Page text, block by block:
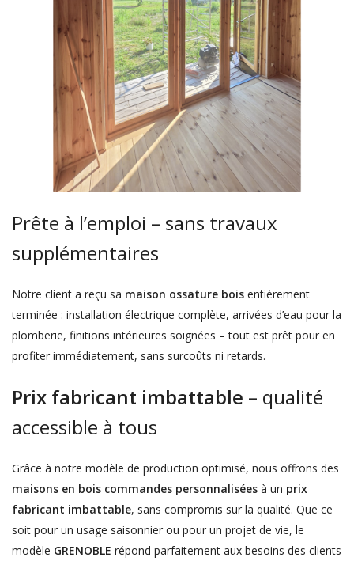
Prête à l’emploi – sans travaux
supplémentaires
Notre client a reçu sa maison ossature boisentièrement
terminée : installation électrique complète, arrivées d’eau pour la
plomberie, finitions intérieures soignées – tout est prêt pour en
profiter immédiatement, sans surcoûts ni retards.
Prix fabricant imbattable – qualité
accessible à tous
Grâce à notre modèle de production optimisé, nous offrons des
maisons en bois commandes personnaliséesà un prix
fabricant imbattable, sans compromis sur la qualité. Que ce
soit pour un usage saisonnier ou pour un projet de vie, le
modèle GRENOBLE répond parfaitement aux besoins des clients